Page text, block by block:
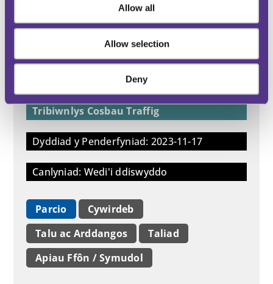
Allow all
Allow selection
Deny
Miss R – v – Cyngor Dinas
Manceinion
(MC00717-2311)
Tribiwnlys Cosbau Traffig
Dyddiad y Penderfyniad: 2023-11-17
Canlyniad: Wedi'i ddiswyddo
Parcio
Cywirdeb
Talu ac Arddangos
Taliad
Apiau Ffôn / Symudol